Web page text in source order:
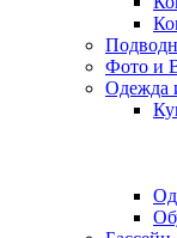
Фото и
Одежда